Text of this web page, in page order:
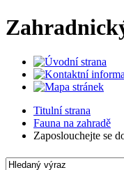
Titulní strana
Fauna na zahradě
Zaposlouchejte se